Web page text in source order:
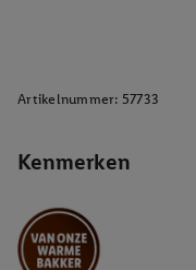
Kenmerken
Artikelnummer: 57733